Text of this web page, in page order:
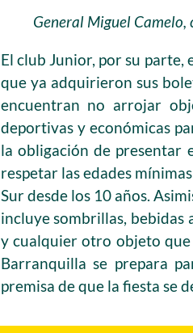
General Miguel
El club Junior, por su
que ya adquirieron sus
encuentran no arrojar
deportivas y económicas
la obligación de presentar
respetar las edades
Sur desde los 10 años.
incluye sombrillas, bebidas
y cualquier otro objeto que
Barranquilla se prepara
premisa de que la fiesta se